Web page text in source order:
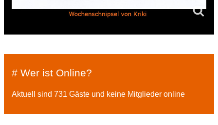
# Wer ist Online?
Aktuell sind 731 Gäste und keine Mitglieder online